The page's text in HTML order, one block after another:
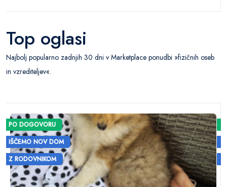
Top oglasi
Najbolj popularno zadnjih 30 dni v Marketplace ponudbi »fizičnih oseb
in vzrediteljev«.
PO DOGOVORU
IŠČEMO NOV DOM
Z RODOVNIKOM